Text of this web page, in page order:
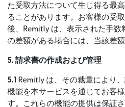
た受取方法について生じ得る最
ることがあります。お客様の受
後、Remitly は、表示された手数
の差額がある場合には、当該差
5. 請求書の作成および管理
5.1 Remitly は、その裁量により
機能を本サービスを通じてお客
す。これらの機能の提供は保証